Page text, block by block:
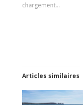
chargement…
Articles similaires